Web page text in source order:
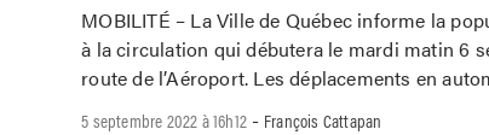
MOBILITÉ – La Ville de Québec informe la
à la circulation qui débutera le mardi matin 6
route de l’Aéroport. Les déplacements en
5 septembre 2022 à 16h12 - François Cattapan